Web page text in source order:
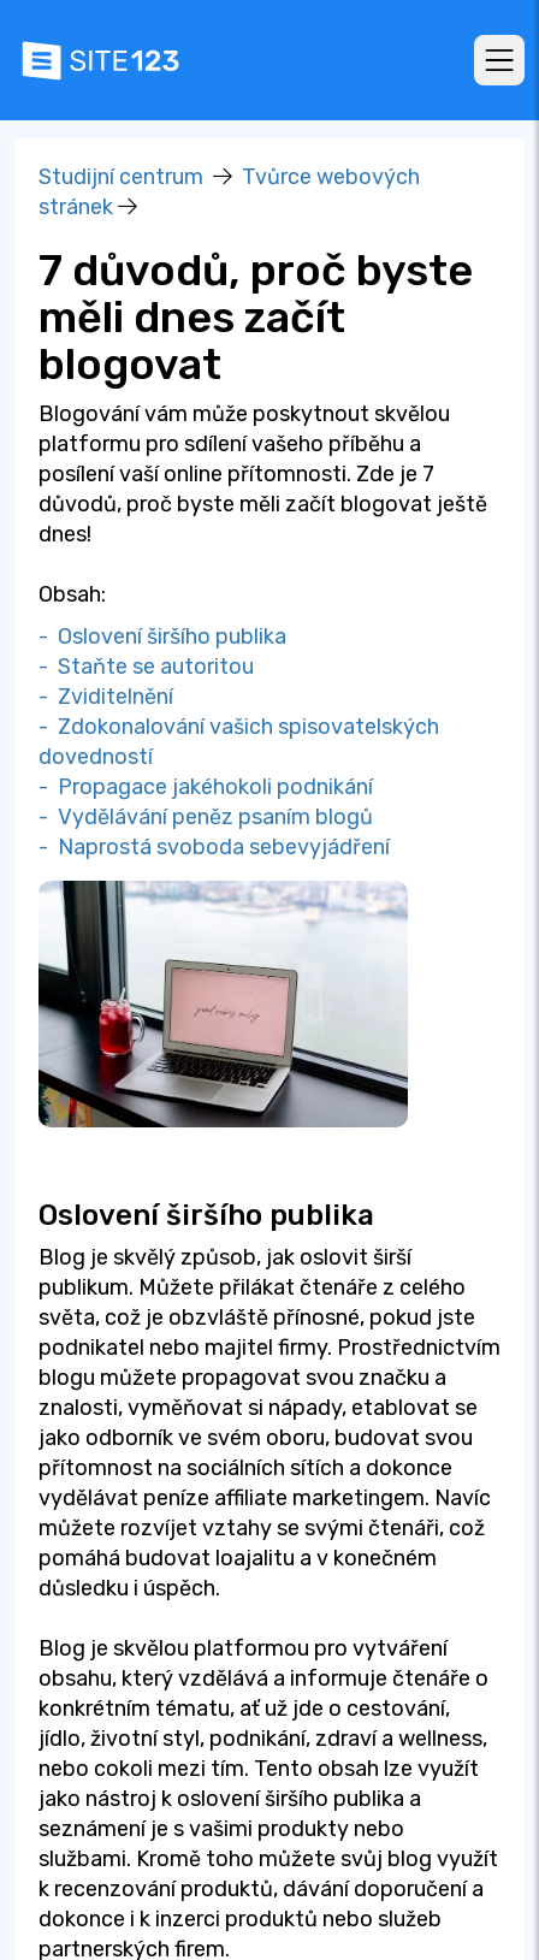
Studijní centrum
Tvůrce webových
stránek
7 důvodů, proč byste
měli dnes začít
blogovat
Blogování vám může poskytnout skvělou
platformu pro sdílení vašeho příběhu a
posílení vaší online přítomnosti. Zde je 7
důvodů, proč byste měli začít blogovat ještě
dnes!
Obsah:
- Oslovení širšího publika
- Staňte se autoritou
- Zviditelnění
- Zdokonalování vašich spisovatelských
dovedností
- Propagace jakéhokoli podnikání
- Vydělávání peněz psaním blogů
- Naprostá svoboda sebevyjádření
Oslovení širšího publika
Blog je skvělý způsob, jak oslovit širší
publikum. Můžete přilákat čtenáře z celého
světa, což je obzvláště přínosné, pokud jste
podnikatel nebo majitel firmy. Prostřednictvím
blogu můžete propagovat svou značku a
znalosti, vyměňovat si nápady, etablovat se
jako odborník ve svém oboru, budovat svou
přítomnost na sociálních sítích a dokonce
vydělávat peníze affiliate marketingem. Navíc
můžete rozvíjet vztahy se svými čtenáři, což
pomáhá budovat loajalitu a v konečném
důsledku i úspěch.
Blog je skvělou platformou pro vytváření
obsahu, který vzdělává a informuje čtenáře o
konkrétním tématu, ať už jde o cestování,
jídlo, životní styl, podnikání, zdraví a wellness,
nebo cokoli mezi tím. Tento obsah lze využít
jako nástroj k oslovení širšího publika a
seznámení je s vašimi produkty nebo
službami. Kromě toho můžete svůj blog využít
k recenzování produktů, dávání doporučení a
dokonce i k inzerci produktů nebo služeb
partnerských firem.